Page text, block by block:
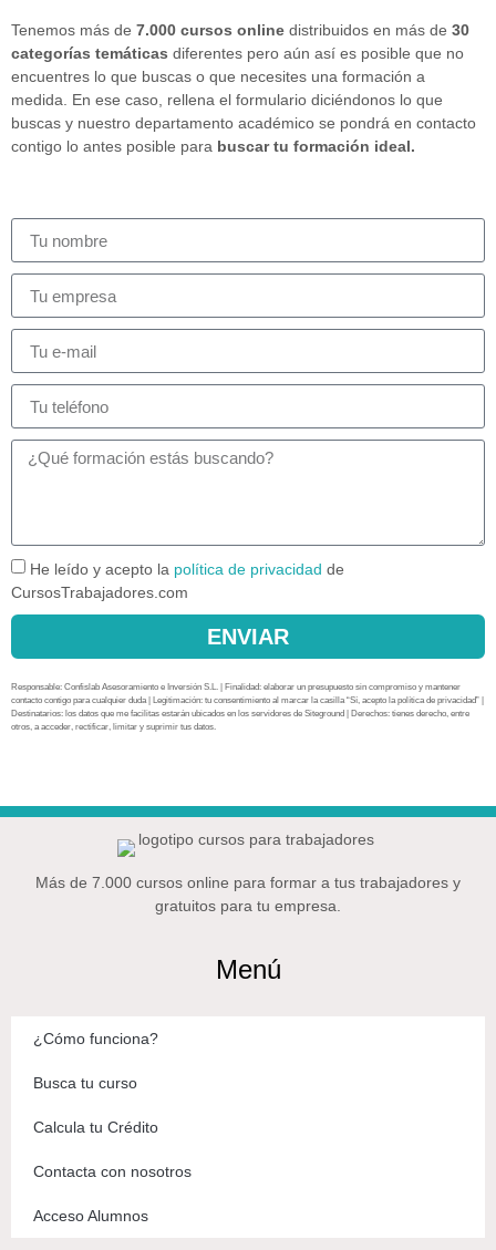
Tenemos más de 7.000 cursos online distribuidos en más de 30
categorías temáticas diferentes pero aún así es posible que no
encuentres lo que buscas o que necesites una formación a
medida. En ese caso, rellena el formulario diciéndonos lo que
buscas y nuestro departamento académico se pondrá en contacto
contigo lo antes posible para buscar tu formación ideal.
He leído y acepto la política de privacidad de
CursosTrabajadores.com
ENVIAR
Responsable: Confislab Asesoramiento e Inversión S.L. | Finalidad: elaborar un presupuesto sin compromiso y mantener
contacto contigo para cualquier duda | Legitimación: tu consentimiento al marcar la casilla “Sí, acepto la política de privacidad” |
Destinatarios: los datos que me facilitas estarán ubicados en los servidores de Siteground | Derechos: tienes derecho, entre
otros, a acceder, rectificar, limitar y suprimir tus datos.
Más de 7.000 cursos online para formar a tus trabajadores y
gratuitos para tu empresa.
Menú
¿Cómo funciona?
Busca tu curso
Calcula tu Crédito
Contacta con nosotros
Acceso Alumnos